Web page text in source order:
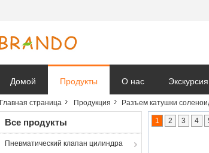
Домой Продукты О нас
Новости компании
Главная страница Продукция Разъем катушки
Все продукты
Пневматический клапан цилиндра
1 2 3 4